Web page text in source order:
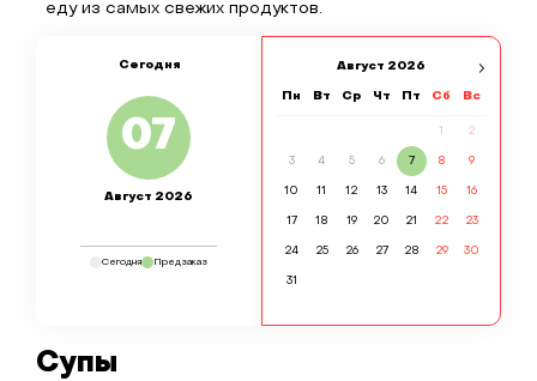
еду из самых свежих продуктов.
Сегодня
07
Август 2026
Сегодня Предзаказ
Август 2026
Пн Вт Ср Чт Пт Сб Вс
1 2
3 4 5 6 7 8 9
10 11 12 13 14 15 16
17 18 19 20 21 22 23
24 25 26 27 28 29 30
31
Супы